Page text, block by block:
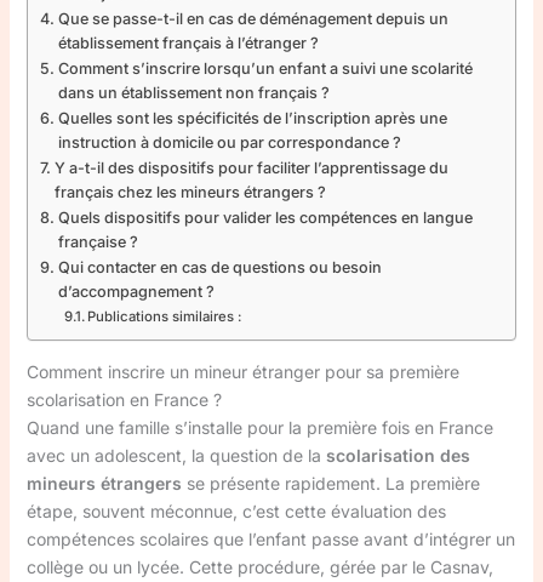
Que se passe-t-il en cas de déménagement depuis un
établissement français à l’étranger ?
Comment s’inscrire lorsqu’un enfant a suivi une scolarité
dans un établissement non français ?
Quelles sont les spécificités de l’inscription après une
instruction à domicile ou par correspondance ?
Y a-t-il des dispositifs pour faciliter l’apprentissage du
français chez les mineurs étrangers ?
Quels dispositifs pour valider les compétences en langue
française ?
Qui contacter en cas de questions ou besoin
d’accompagnement ?
Publications similaires :
Comment inscrire un mineur étranger pour sa première
scolarisation en France ?
Quand une famille s’installe pour la première fois en France
avec un adolescent, la question de la scolarisation des
mineurs étrangers se présente rapidement. La première
étape, souvent méconnue, c’est cette évaluation des
compétences scolaires que l’enfant passe avant d’intégrer un
collège ou un lycée. Cette procédure, gérée par le Casnav,